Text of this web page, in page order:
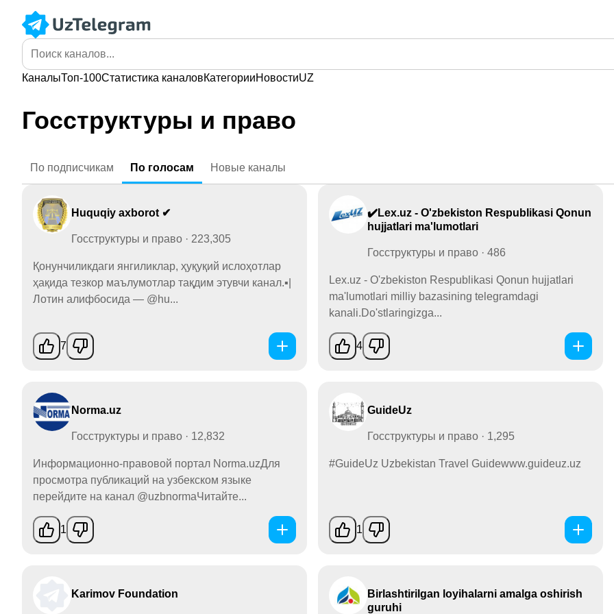
КаналыТоп-100Статистика каналовКатегорииНовостиUZ
Госструктуры и право
По подписчикам По голосам Новые каналы
Huquqiy axborot ✔
Госструктуры и право · 223,305
Қонунчиликдаги янгиликлар, ҳуқуқий ислоҳотлар
ҳақида тезкор маълумотлар тақдим этувчи канал.▪️|
Лотин алифбосида — @hu...
7
✔️Lex.uz - O'zbekiston Respublikasi Qonun
hujjatlari ma'lumotlari
Госструктуры и право · 486
Lex.uz - O'zbekiston Respublikasi Qonun hujjatlari
ma'lumotlari milliy bazasining telegramdagi
kanali.Do'stlaringizga...
4
Norma.uz
Госструктуры и право · 12,832
Информационно-правовой портал Norma.uzДля
просмотра публикаций на узбекском языке
перейдите на канал @uzbnormaЧитайте...
1
GuideUz
Госструктуры и право · 1,295
#GuideUz Uzbekistan Travel Guidewww.guideuz.uz
1
Karimov Foundation
Birlashtirilgan loyihalarni amalga oshirish
guruhi